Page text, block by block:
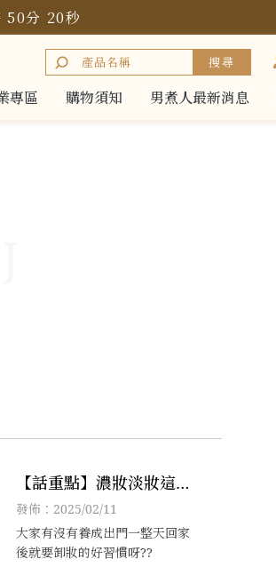
50分 19秒
專區
購物須知
男煮人最新消息
【話重點】濃妝淡妝這樣
卸才不會傷肌膚
發佈：2025/02/11
大家有沒有養成出門一整天回家
後就要卸妝的好習慣呀??